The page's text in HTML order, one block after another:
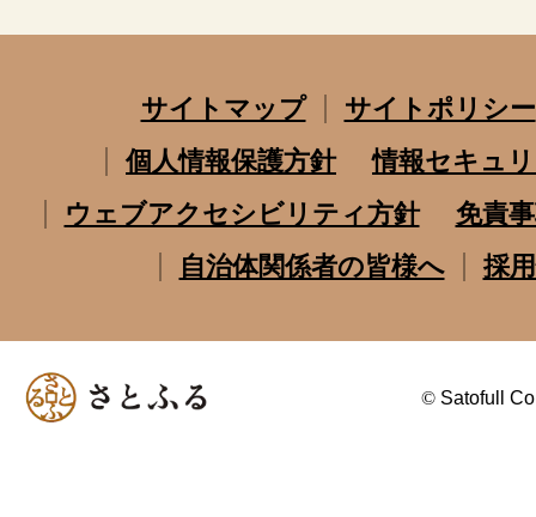
サイトマップ
サイトポリシー
個人情報保護方針
情報セキュ
ウェブアクセシビリティ方針
免責
自治体関係者の皆様へ
採
© Satofull